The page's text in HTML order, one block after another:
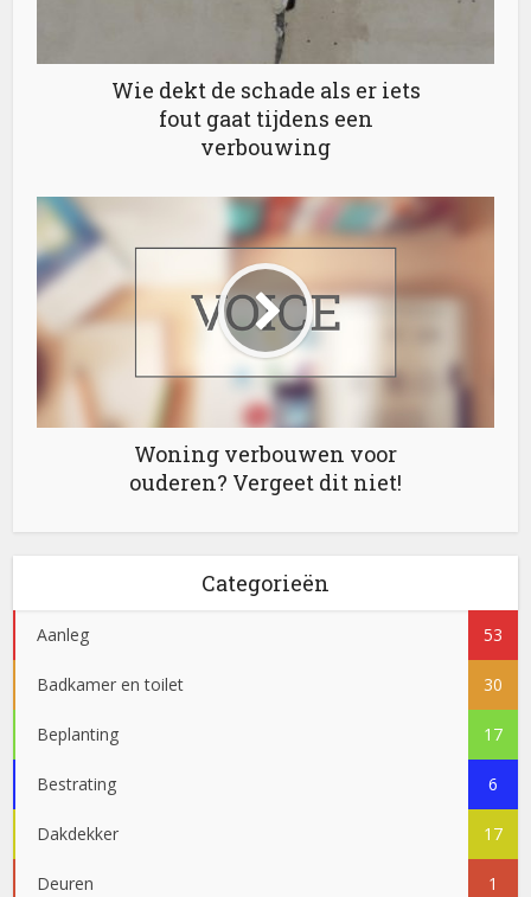
Wie dekt de schade als er iets
fout gaat tijdens een
verbouwing
Woning verbouwen voor
ouderen? Vergeet dit niet!
Categorieën
Aanleg 53
Badkamer en toilet 30
Beplanting 17
Bestrating 6
Dakdekker 17
Deuren 1